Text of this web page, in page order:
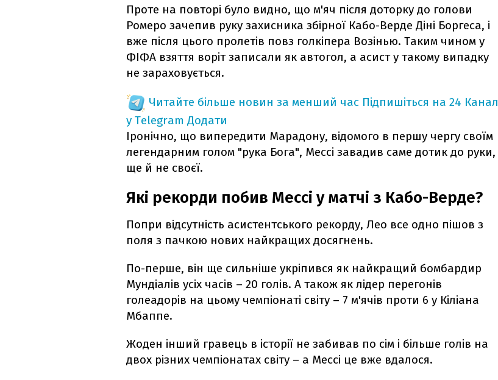
Проте на повторі було видно, що м'яч після доторку до голови
Ромеро зачепив руку захисника збірної Кабо-Верде Діні Боргеса, і
вже після цього пролетів повз голкіпера Возінью. Таким чином у
ФІФА взяття воріт записали як автогол, а асист у такому випадку
не зараховується.
Читайте більше новин за менший час Підпишіться на 24 Канал
у Telegram Додати
Іронічно, що випередити Марадону, відомого в першу чергу своїм
легендарним голом "рука Бога", Мессі завадив саме дотик до руки,
ще й не своєї.
Які рекорди побив Мессі у матчі з Кабо-Верде?
Попри відсутність асистентського рекорду, Лео все одно пішов з
поля з пачкою нових найкращих досягнень.
По-перше, він ще сильніше укріпився як найкращий бомбардир
Мундіалів усіх часів – 20 голів. А також як лідер перегонів
голеадорів на цьому чемпіонаті світу – 7 м'ячів проти 6 у Кіліана
Мбаппе.
Жоден інший гравець в історії не забивав по сім і більше голів на
двох різних чемпіонатах світу – а Мессі це вже вдалося.